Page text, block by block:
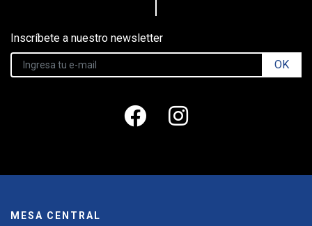
Inscríbete a nuestro newsletter
OK
MESA CENTRAL